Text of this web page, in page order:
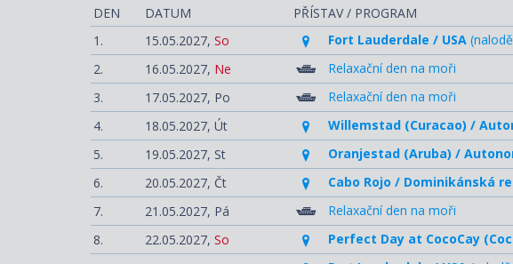
DEN DATUM PŘÍSTAV / PROGRAM
1.
15.05.2027, So Fort Lauderdale / USA
2.
16.05.2027, Ne Relaxační den na moři
3.
17.05.2027, Po Relaxační den na moři
4.
18.05.2027, Út Willemstad (Curacao) /
5.
19.05.2027, St Oranjestad (Aruba) /
6.
20.05.2027, Čt Cabo Rojo / Dominikánská
7.
21.05.2027, Pá Relaxační den na moři
8.
22.05.2027, So Perfect Day at CocoCay